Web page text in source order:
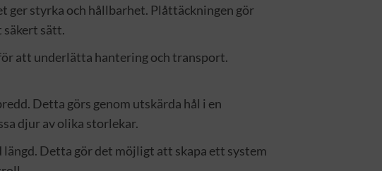
ger styrka och hållbarhet. Plåttäckningen gör
säkert sätt.
att underlätta hantering och transport.
Detta görs genom utskärda hål i en
djur av olika storlekar.
längd. Detta gör det möjligt att skapa ett system